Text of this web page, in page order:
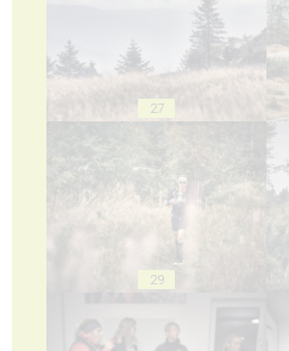
27
29